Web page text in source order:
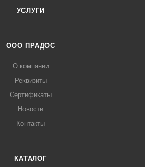
УСЛУГИ
ООО ПРАДОС
О компании
Реквизиты
Сертификаты
Новости
Контакты
КАТАЛОГ